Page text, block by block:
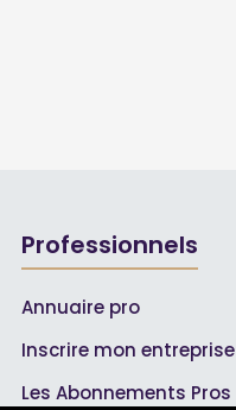
Professionnels
Annuaire pro
Inscrire mon entreprise
Les Abonnements Pros